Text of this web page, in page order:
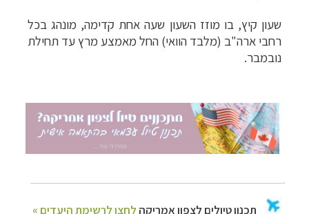
שעון קיץ, בו מוזז השעון שעה אחת קדימה, מונהג בכל
רחבי ארה"ב (מלבד הוואי) החל מאמצע מרץ עד תחילת
נובמבר.
תכנוןטיולים לצפון אמריקהלחצו לרשימת היעדים »